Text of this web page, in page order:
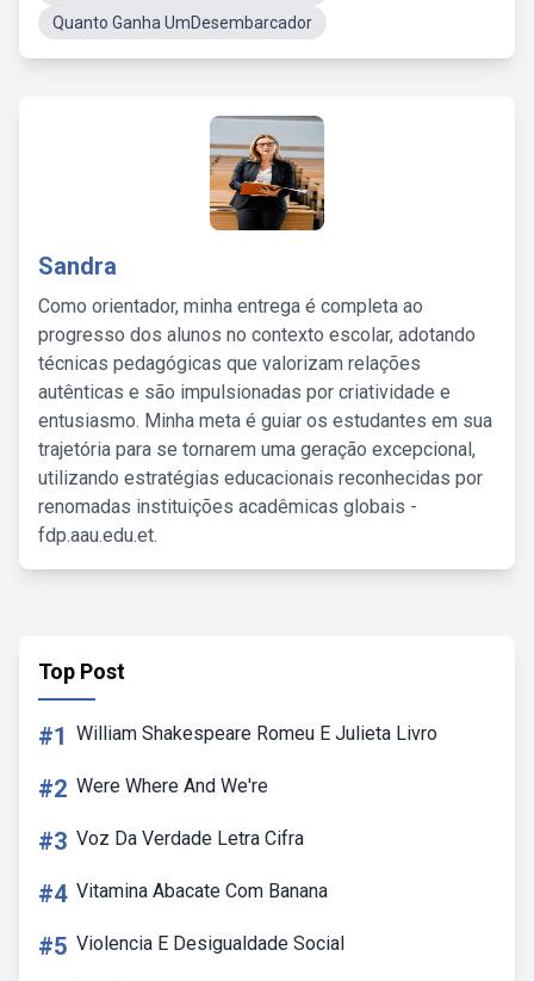
Quanto Ganha UmDesembarcador
Sandra
Como orientador, minha entrega é completa ao
progresso dos alunos no contexto escolar, adotando
técnicas pedagógicas que valorizam relações
autênticas e são impulsionadas por criatividade e
entusiasmo. Minha meta é guiar os estudantes em sua
trajetória para se tornarem uma geração excepcional,
utilizando estratégias educacionais reconhecidas por
renomadas instituições acadêmicas globais -
fdp.aau.edu.et.
Top Post
#1 William Shakespeare Romeu E Julieta Livro
#2 Were Where And We're
#3 Voz Da Verdade Letra Cifra
#4 Vitamina Abacate Com Banana
#5 Violencia E Desigualdade Social